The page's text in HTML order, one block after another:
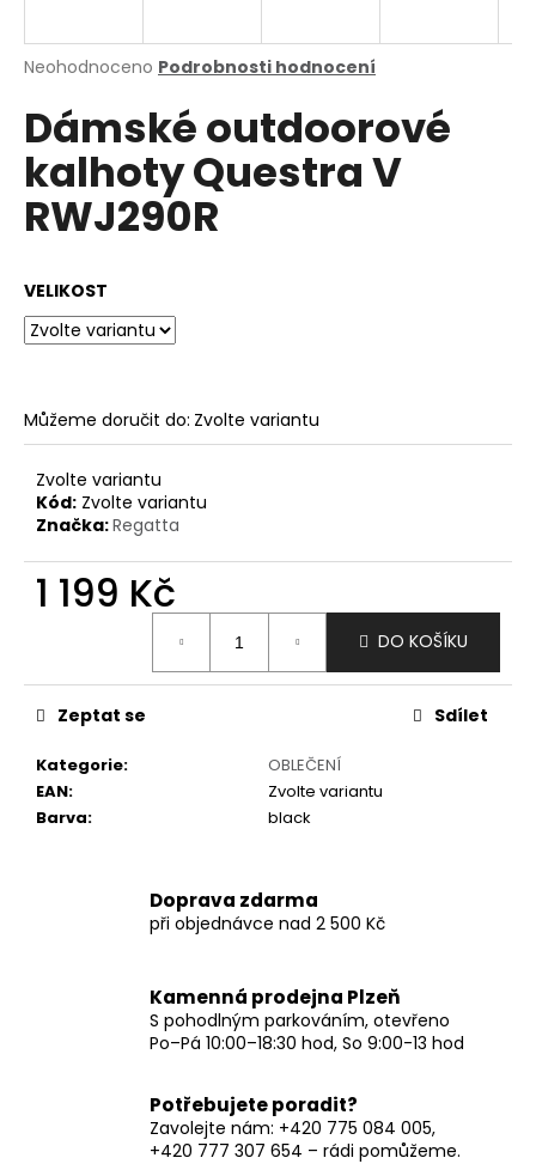
Průměrné
produktu
je
0,0
5
hvězdiček.
Neohodnoceno Podrobnosti hodnocení
Dámské outdoorové
kalhoty Questra V
RWJ290R
VELIKOST
Můžeme doručit do: Zvolte variantu
Zvolte variantu
Kód: Zvolte variantu
Značka:Regatta
1 199 Kč
DO KOŠÍKU
Kategorie:
OBLEČENÍ
EAN:
Zvolte variantu
Barva: black
Zeptat se Sdílet
Doprava zdarma
při objednávce nad 2 500 Kč
Kamenná prodejna Plzeň
S pohodlným parkováním, otevřeno
Po–Pá 10:00–18:30 hod, So 9:00-13 hod
Potřebujete poradit?
Zavolejte nám: +420 775 084 005,
+420 777 307 654 – rádi pomůžeme.
j
t
?
o
p
u
č
u